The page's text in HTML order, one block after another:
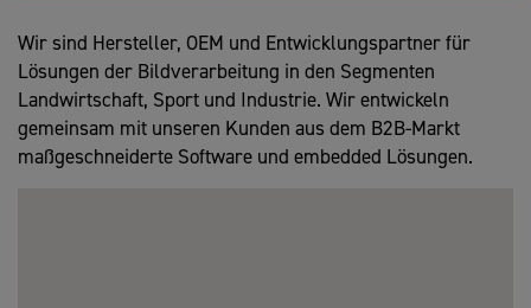
Wir sind Hersteller, OEM und Entwicklungspartner für
Lösungen der Bildverarbeitung in den Segmenten
Landwirtschaft, Sport und Industrie. Wir entwickeln
gemeinsam mit unseren Kunden aus dem B2B-Markt
maßgeschneiderte Software und embedded Lösungen.